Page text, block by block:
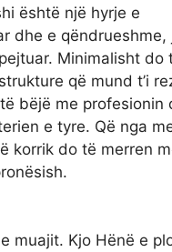
është një hyrje e
dhe e qëndrueshme,
Minimalisht do
që mund t’i
bëjë me profesionin
e tyre. Që nga
korrik do të merren
muajit. Kjo Hënë e